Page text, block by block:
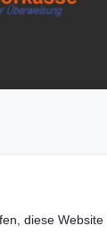
diese Website